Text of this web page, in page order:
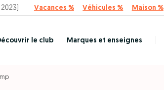
Vacances % Véhicules % Maison %
le club Marques et enseignes